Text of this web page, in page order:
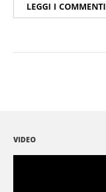
LEGGI I COMMENTI
VIDEO